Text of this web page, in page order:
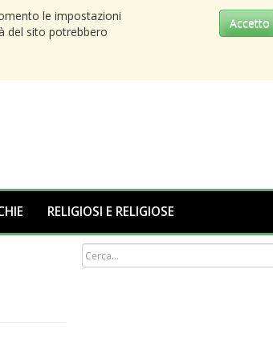
le impostazioni
del sito potrebbero
Accetto
RELIGIOSI E RELIGIOSE